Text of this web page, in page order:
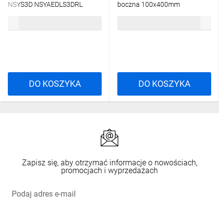
NSYS3D NSYAEDLS3DRL
DO KOSZYKA
boczna 100x400mm
DO KOSZYKA
Zapisz się, aby otrzymać informacje o nowościach,
promocjach i wyprzedażach
Podaj adres e-mail